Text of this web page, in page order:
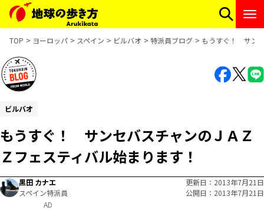
TOP ヨーロッパ スペイン ビルバオ 特派員ブログ もうすぐ！ サン
ビルバオ
もうすぐ！ サンセバスチャンのＪＡＺ
Ｚフェスティバル始まります！
黒田 カナエ
スペイン特派員
更新日
2013年7月21日
公開日
2013年7月21日
AD